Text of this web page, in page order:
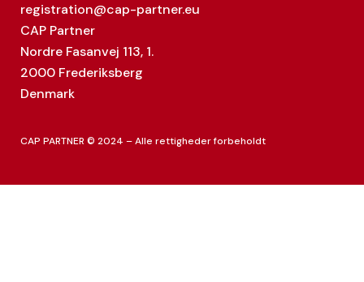
registration@cap-partner.eu
CAP Partner
Nordre Fasanvej 113, 1.
2000 Frederiksberg
Denmark
CAP PARTNER © 2024 – Alle rettigheder forbeholdt